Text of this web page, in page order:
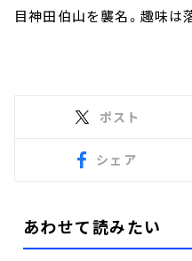
目神田伯山を襲名。趣味は
ポスト
シェア
あわせて読みたい